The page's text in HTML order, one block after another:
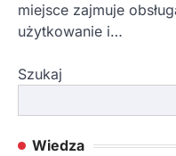
miejsce zajmuje
użytkowanie i…
Szukaj
Wiedza